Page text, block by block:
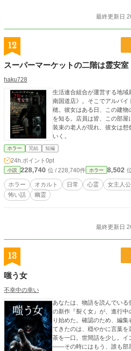
最終更新日
12
スーパーマーケットの二階は霊安室
haku728
生活連合組合が運営する地
南国道店》。そこでアルバ
穂。彼女はある日、この建
を知る。店員は皆、この部
装束の老人が現れ、彼女は
いく。
ホラー 完結 短編
24h.ポイント 0pt
小説 228,740 位 / 228,740件 ホラー 8,502
ホラー オカルト 日常 心霊 女主人公
怖い話
幽霊
最終更新日
13
嗤う女
不幸中の幸い
あなたは、物語を読んでい
の新作『裂く女』が、進行
り始めた。確認のため、編
てきたのは、穏やかに言葉
茶を一口。世間話を少し。イ
——その時にはもう、誰も部